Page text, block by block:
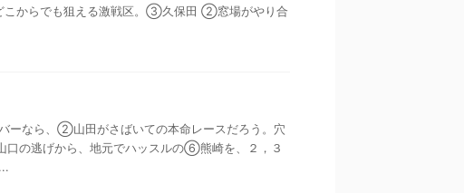
らでも狙える激戦区。③久保田 ②窓場がやり合
ーなら、②山田がさばいての本命レースだろう。穴
の逃げから、地元でハッスルの⑥熊崎を、２，３